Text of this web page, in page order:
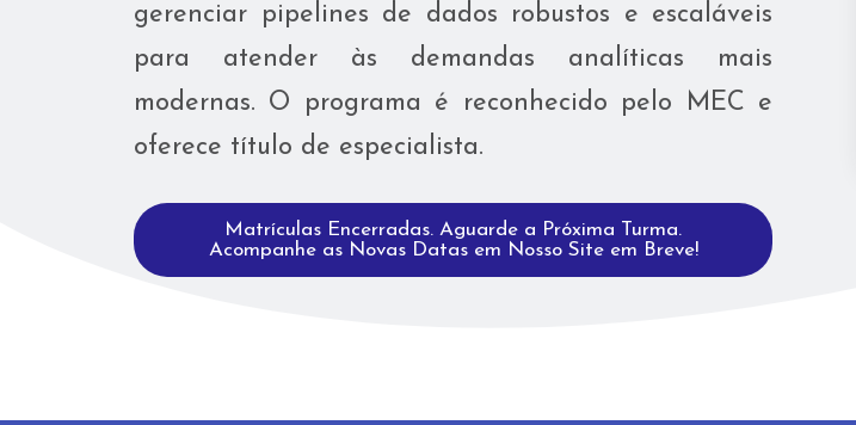
gerenciar pipelines de dados robustos e escaláveis
para atender às demandas analíticas mais
modernas. O programa é reconhecido pelo MEC e
oferece título de especialista.
Matrículas Encerradas. Aguarde a Próxima Turma.
Acompanhe as Novas Datas em Nosso Site em Breve!